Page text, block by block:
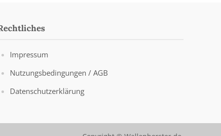
Impressum
Nutzungsbedingungen / AGB
Datenschutzerklärung